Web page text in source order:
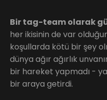
Bir tag-team olarak
her ikisinin de var
koşullarda kötü bir şey
dünya ağır ağırlık
bir hareket yapmadı -
bir araya getirdi.